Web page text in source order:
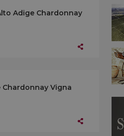
Adige Chardonnay
Vigna